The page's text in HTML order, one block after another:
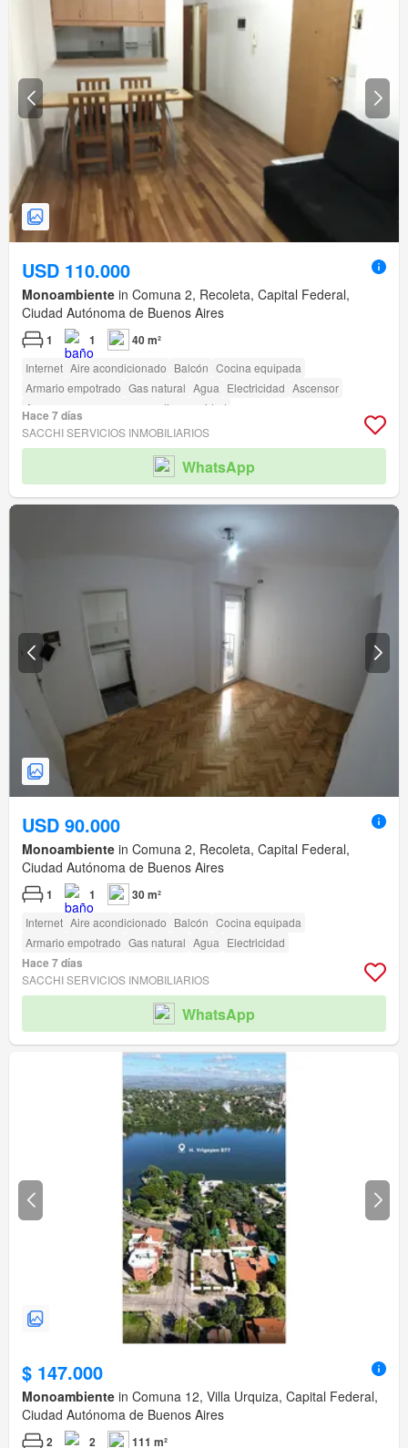
USD 110.000
Monoambiente in Comuna 2, Recoleta, Capital Federal,
Ciudad Autónoma de Buenos Aires
1 1 40 m²
Internet Aire acondicionado Balcón Cocina equipada
Armario empotrado Gas natural Agua Electricidad Ascensor
Acceso para personas con discapacidad
Hace 7 días
SACCHI SERVICIOS INMOBILIARIOS
WhatsApp
USD 90.000
Monoambiente in Comuna 2, Recoleta, Capital Federal,
Ciudad Autónoma de Buenos Aires
1 1 30 m²
Internet Aire acondicionado Balcón Cocina equipada
Armario empotrado Gas natural Agua Electricidad
Hace 7 días
SACCHI SERVICIOS INMOBILIARIOS
WhatsApp
$ 147.000
Monoambiente in Comuna 12, Villa Urquiza, Capital Federal,
Ciudad Autónoma de Buenos Aires
2 2 111 m²